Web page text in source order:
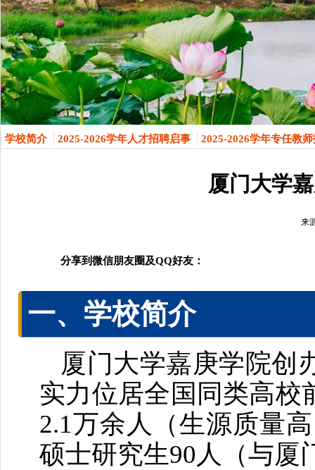
学校简介 2025-2026学年人才招聘启事 2025-2026学年专任教
厦门大学
来
分享到微信朋友圈及QQ好友：
一、学校简介
厦门大学嘉庚学院创
实力位居全国同类高校
2.1万余人（生源质量
硕士研究生90人（与厦